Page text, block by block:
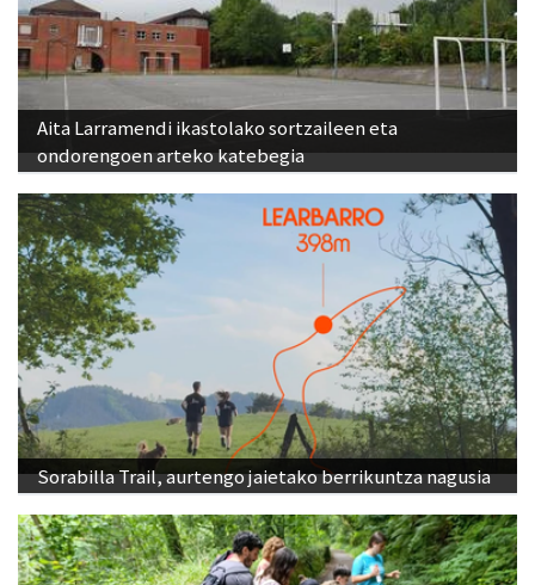
Aita Larramendi ikastolako sortzaileen eta
ondorengoen arteko katebegia
Sorabilla Trail, aurtengo jaietako berrikuntza nagusia